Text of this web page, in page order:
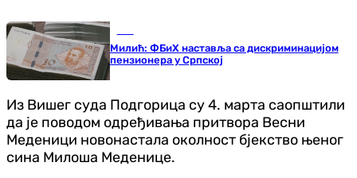
Милић: ФБиХ наставља са дискриминацијом
пензионера у Српској
Из Вишег суда Подгорица су 4. марта саопштили
да је поводом одређивања притвора Весни
Меденици новонастала околност бјекство њеног
сина Милоша Меденице.